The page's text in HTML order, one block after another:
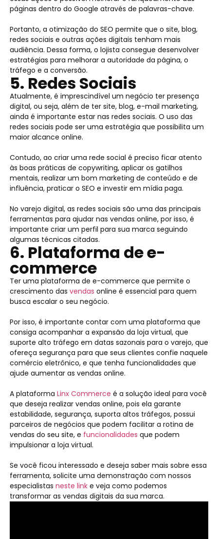
páginas dentro do Google através de palavras-chave.
Portanto, a otimização do SEO permite que o site, blog,
redes sociais e outras ações digitais tenham mais
audiência. Dessa forma, o lojista consegue desenvolver
estratégias para melhorar a autoridade da página, o
tráfego e a conversão.
5. Redes Sociais
Atualmente, é imprescindível um negócio ter presença
digital, ou seja, além de ter site, blog, e-mail marketing,
ainda é importante estar nas redes sociais. O uso das
redes sociais pode ser uma estratégia que possibilita um
maior alcance online.
Contudo, ao criar uma rede social é preciso ficar atento
às boas práticas de copywriting, aplicar os gatilhos
mentais, realizar um bom marketing de conteúdo e de
influência, praticar o SEO e investir em mídia paga.
No varejo digital, as redes sociais são uma das principais
ferramentas para ajudar nas vendas online, por isso, é
importante criar um perfil para sua marca seguindo
algumas técnicas citadas.
6. Plataforma de e-
commerce
Ter uma plataforma de e-commerce que permite o
crescimento das vendas online é essencial para quem
busca escalar o seu negócio.
Por isso, é importante contar com uma plataforma que
consiga acompanhar a expansão da loja virtual, que
suporte alto tráfego em datas sazonais para o varejo, que
ofereça segurança para que seus clientes confie naquele
comércio eletrônico, e que tenha funcionalidades que
ajude aumentar as vendas online.
A plataforma Linx Commerce é a solução ideal para você
que deseja realizar vendas online, pois ela garante
estabilidade, segurança, suporta altos tráfegos, possui
parceiros de negócios que podem facilitar a rotina de
vendas do seu site, e funcionalidades que podem
impulsionar a loja virtual.
Se você ficou interessado e deseja saber mais sobre essa
ferramenta, solicite uma demonstração com nossos
especialistas neste link e veja como podemos
transformar as vendas digitais da sua marca.